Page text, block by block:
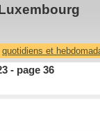
quotidiens et
- page 36